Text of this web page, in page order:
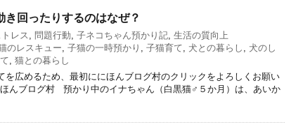
き回ったりするのはなぜ？
レス , 問題行動, 子ネコちゃん預かり記, 生活の質向上
のレスキュー, 子猫の一時預かり , 子猫育て, 犬との暮らし , 犬のし
, 猫との暮らし
広めるため、最初ににほんブログ村のクリックをよろしくお願い
ブログ村 預かり中のイナちゃん（白黒猫♂５か月）は、あいか